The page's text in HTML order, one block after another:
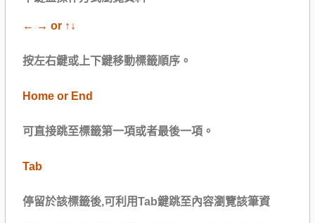
← → or ↑↓
按左右鍵或上下鍵移動標籤順序。
Home or End
可直接跳至標籤第一項或者最後一項。
Tab
停留於該標籤後,可利用Tab鍵跳至內容瀏覽該筆資